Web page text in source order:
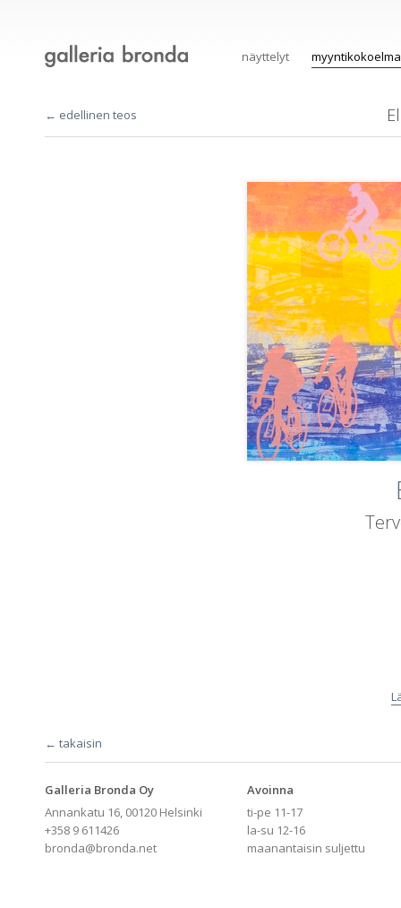
näyttelyt myyntikokoelma
← edellinen teos
← takaisin
Galleria Bronda Oy
Annankatu 16, 00120 Helsinki
+358 9 611426
bronda@bronda.net
Avoinna
ti-pe 11-17
la-su 12-16
maanantaisin suljettu